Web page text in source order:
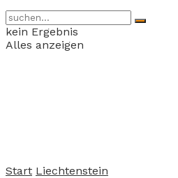
kein Ergebnis
Alles anzeigen
Start Liechtenstein